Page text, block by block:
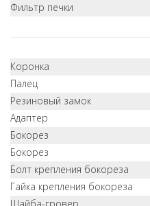
Фильтр печки
Коронка
Палец
Резиновый замок
Адаптер
Бокорез
Бокорез
Болт крепления бокореза
Гайка крепления бокореза